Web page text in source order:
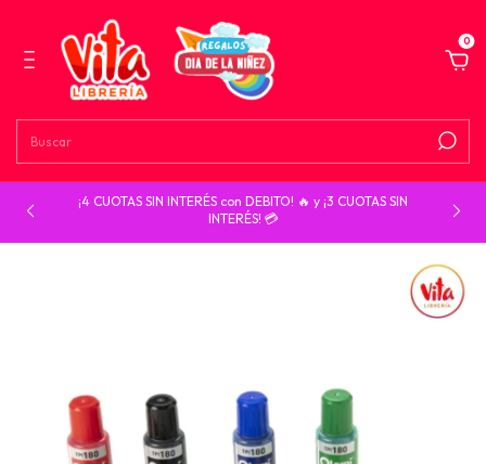
0
¡4 CUOTAS SIN INTERÉS con DEBITO! 🔥 y ¡3 CUOTAS SIN
INTERÉS! 💳